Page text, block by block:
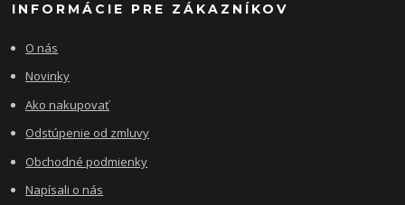
INFORMÁCIE PRE ZÁKAZNÍKOV
O nás
Novinky
Ako nakupovať
Odstúpenie od zmluvy
Obchodné podmienky
Napísali o nás